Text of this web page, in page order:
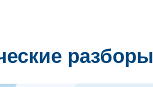
разборы